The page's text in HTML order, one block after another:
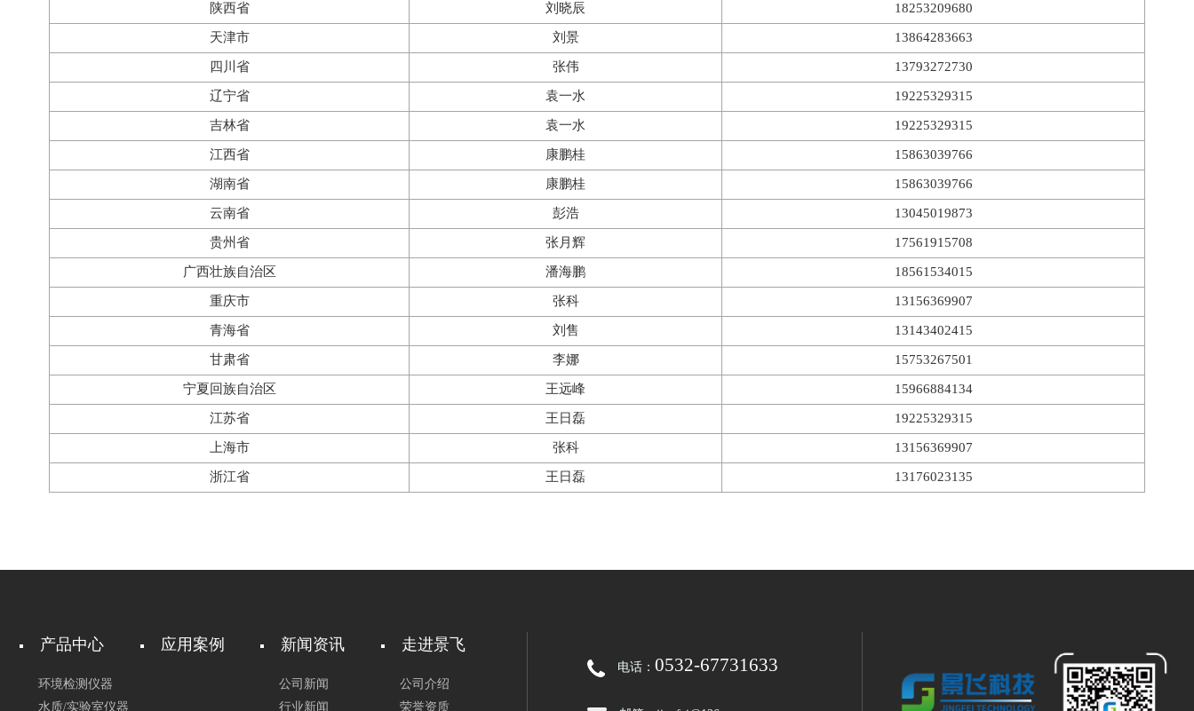
陕西省 刘晓辰 18253209680
天津市 刘景 13864283663
四川省 张伟 13793272730
辽宁省 袁一水 19225329315
吉林省 袁一水 19225329315
江西省 康鹏桂 15863039766
湖南省 康鹏桂 15863039766
云南省 彭浩 13045019873
贵州省 张月辉 17561915708
广西壮族自治区 潘海鹏 18561534015
重庆市 张科 13156369907
青海省 刘售 13143402415
甘肃省 李娜 15753267501
宁夏回族自治区 王远峰 15966884134
江苏省 王日磊 19225329315
上海市 张科 13156369907
浙江省 王日磊 13176023135
产品中心
环境检测仪器
水质/实验室仪器
应用案例 新闻资讯
公司新闻
行业新闻
走进景飞
公司介绍
荣誉资质
电话： 0532-67731633